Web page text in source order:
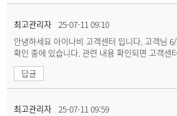
최고관리자 25-07-11 09:10
안녕하세요 아이나비 고객센터 입니다. 고객님
확인 중에 있습니다. 관련 내용 확인되면 고객센
답글
최고관리자 25-07-11 09:59